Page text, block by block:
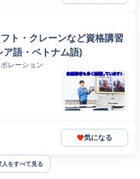
ト・クレーンなど資格講習
ア語・ベトナム語)
レーション
気になる
人をすべて見る